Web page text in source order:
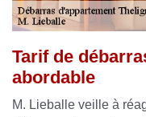
Tarif de
abordable
M. Lieballe veille à